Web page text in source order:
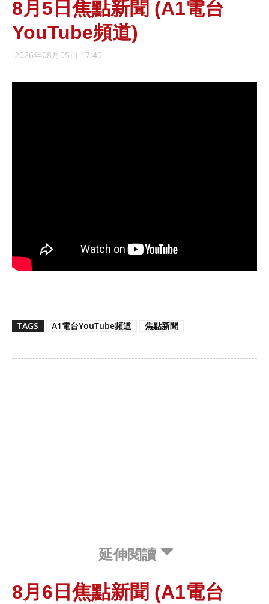
8月5日焦點新聞 (A1電台
YouTube頻道)
2026年08月05日 17:40
TAGS A1電台YouTube頻道 焦點新聞
延伸閱讀
8月6日焦點新聞 (A1電台